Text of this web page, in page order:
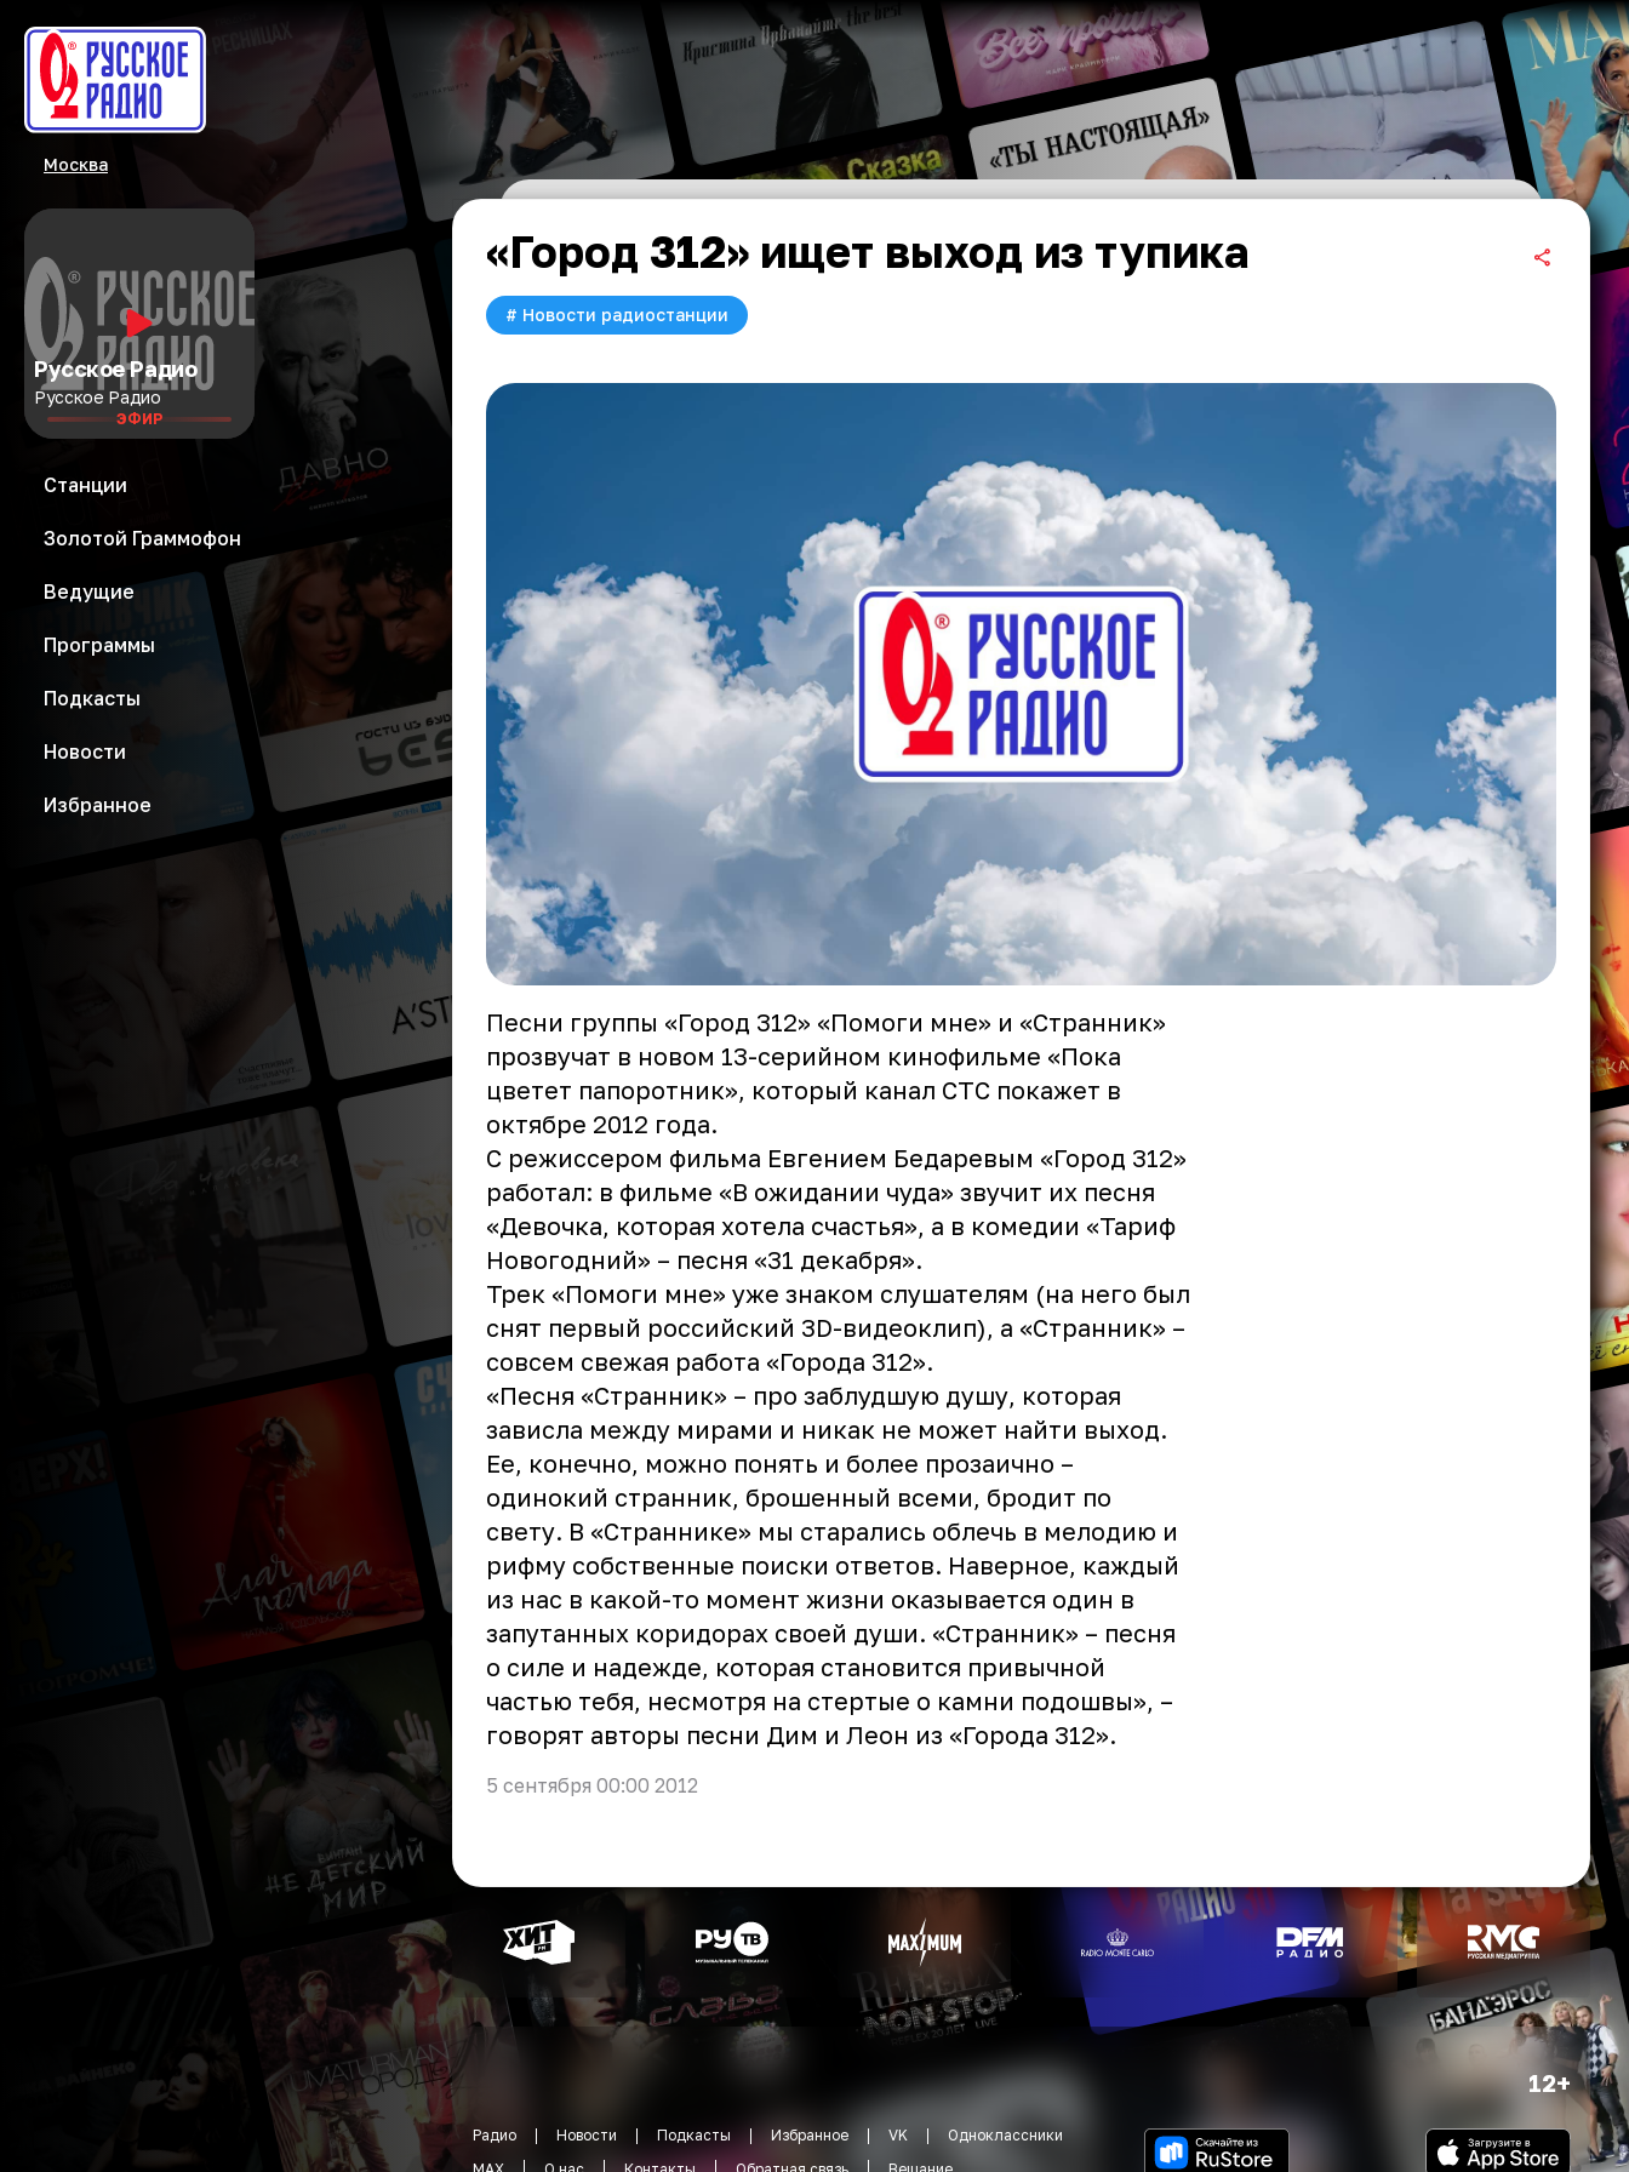
Москва
Русское Радио
Русское Радио
ЭФИР
Станции
Золотой Граммофон
Ведущие
Программы
Подкасты
Новости
Избранное
«Город 312» ищет выход из тупика
# Новости радиостанции
Песни группы «Город 312» «Помоги мне» и «Странник»
прозвучат в новом 13-серийном кинофильме «Пока
цветет папоротник», который канал СТС покажет в
октябре 2012 года.
С режиссером фильма Евгением Бедаревым «Город 312»
работал: в фильме «В ожидании чуда» звучит их песня
«Девочка, которая хотела счастья», а в комедии «Тариф
Новогодний» – песня «31 декабря».
Трек «Помоги мне» уже знаком слушателям (на него был
снят первый российский 3D-видеоклип), а «Странник» –
совсем свежая работа «Города 312».
«Песня «Странник» – про заблудшую душу, которая
зависла между мирами и никак не может найти выход.
Ее, конечно, можно понять и более прозаично –
одинокий странник, брошенный всеми, бродит по
свету. В «Страннике» мы старались облечь в мелодию и
рифму собственные поиски ответов. Наверное, каждый
из нас в какой-то момент жизни оказывается один в
запутанных коридорах своей души. «Странник» – песня
о силе и надежде, которая становится привычной
частью тебя, несмотря на стертые о камни подошвы», –
говорят авторы песни Дим и Леон из «Города 312».
5 сентября 00:00 2012
12+
Радио Новости Подкасты Избранное VK
Одноклассники